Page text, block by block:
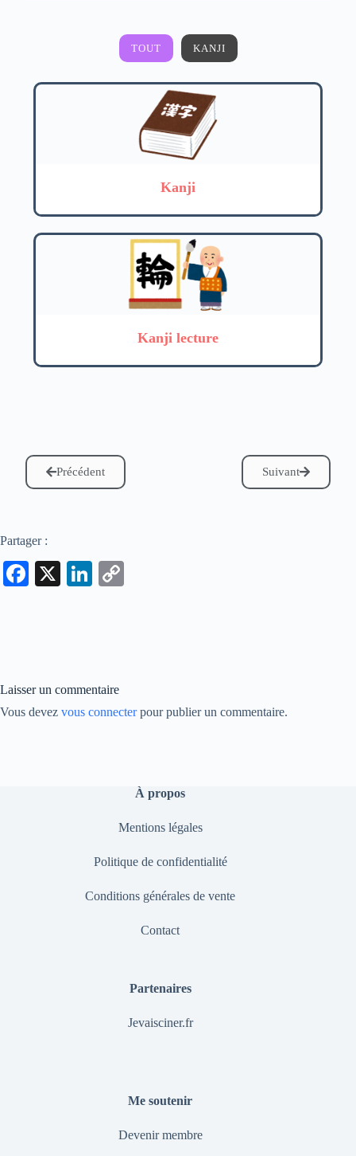
TOUT KANJI
Kanji
Kanji lecture
Précédent Suivant
Partager :
Fa X
Li
Laisser un commentaire
Vous devez vous connecterpour publier un commentaire.
À propos
Mentions légales
Politique de confidentialité
Conditions générales de vente
Contact
Partenaires
Jevaisciner.fr
Me soutenir
Devenir membre